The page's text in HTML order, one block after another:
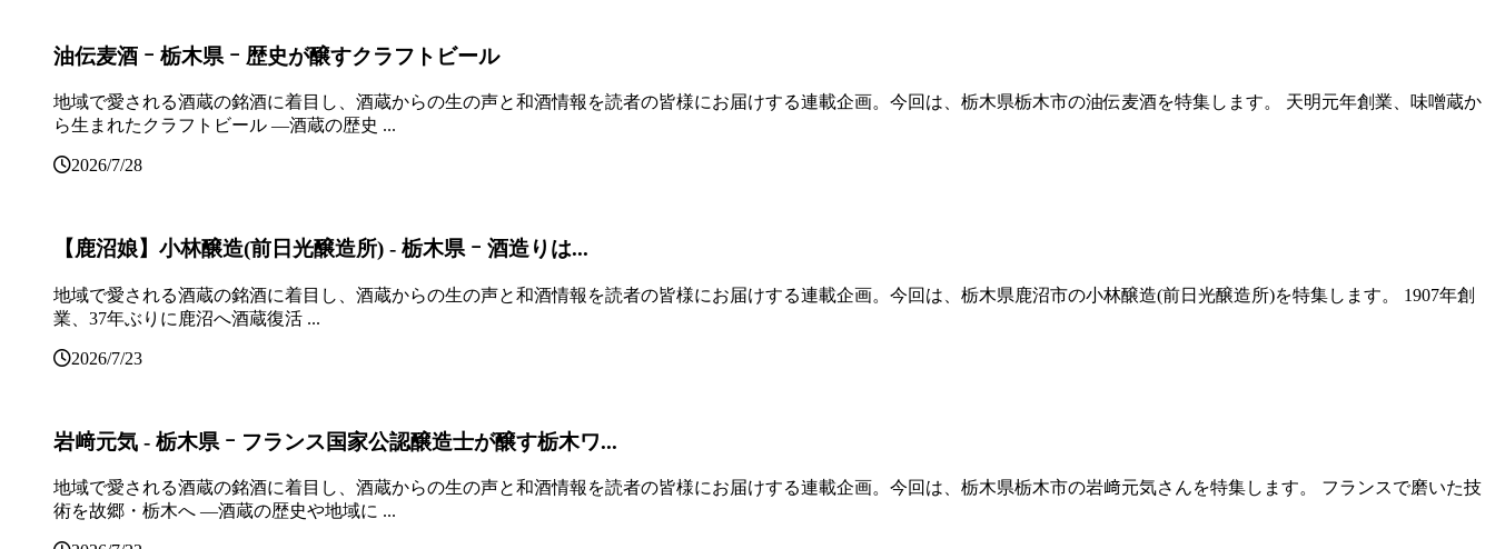
油伝麦酒 ｰ 栃木県 ｰ 歴史が醸すクラフトビール
地域で愛される酒蔵の銘酒に着目し、酒蔵からの生の声と和酒情報を読者の皆様にお届けする連載企画。今回は、栃木県栃木市の油伝麦酒を特集します。 天明元年創業、味噌蔵か
ら生まれたクラフトビール ―酒蔵の歴史 ...
2026/7/28
【鹿沼娘】小林醸造(前日光醸造所) ‐ 栃木県 ｰ 酒造りは...
地域で愛される酒蔵の銘酒に着目し、酒蔵からの生の声と和酒情報を読者の皆様にお届けする連載企画。今回は、栃木県鹿沼市の小林醸造(前日光醸造所)を特集します。 1907年創
業、37年ぶりに鹿沼へ酒蔵復活 ...
2026/7/23
岩﨑元気 ‐ 栃木県 ｰ フランス国家公認醸造士が醸す栃木ワ...
地域で愛される酒蔵の銘酒に着目し、酒蔵からの生の声と和酒情報を読者の皆様にお届けする連載企画。今回は、栃木県栃木市の岩﨑元気さんを特集します。 フランスで磨いた技
術を故郷・栃木へ ―酒蔵の歴史や地域に ...